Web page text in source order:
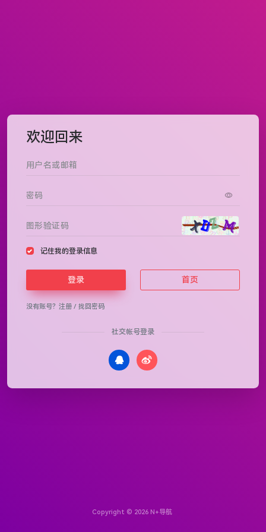
欢迎回来
记住我的登录信息
登录 首页
没有账号？ 注册 / 找回密码
社交帐号登录
Copyright © 2026 N+导航